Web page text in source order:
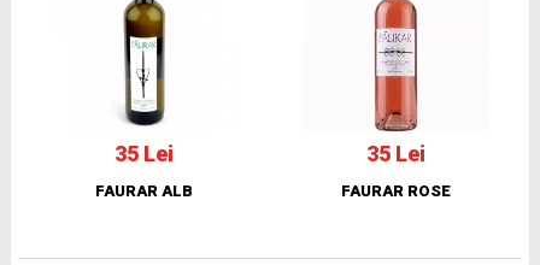
35 Lei
FAURAR ALB
35 Lei
FAURAR ROSE